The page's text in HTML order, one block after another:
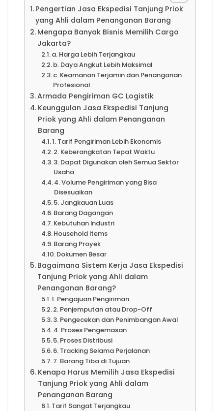
Pengertian Jasa Ekspedisi Tanjung Priok
yang Ahli dalam Penanganan Barang
Mengapa Banyak Bisnis Memilih Cargo
Jakarta?
a. Harga Lebih Terjangkau
b. Daya Angkut Lebih Maksimal
c. Keamanan Terjamin dan Penanganan
Profesional
Armada Pengiriman GC Logistik
Keunggulan Jasa Ekspedisi Tanjung
Priok yang Ahli dalam Penanganan
Barang
1. Tarif Pengiriman Lebih Ekonomis
2. Keberangkatan Tepat Waktu
3. Dapat Digunakan oleh Semua Sektor
Usaha
4. Volume Pengiriman yang Bisa
Disesuaikan
5. Jangkauan Luas
Barang Dagangan
Kebutuhan Industri
Household Items
Barang Proyek
Dokumen Besar
Bagaimana Sistem Kerja Jasa Ekspedisi
Tanjung Priok yang Ahli dalam
Penanganan Barang?
1. Pengajuan Pengiriman
2. Penjemputan atau Drop-Off
3. Pengecekan dan Penimbangan Awal
4. Proses Pengemasan
5. Proses Distribusi
6. Tracking Selama Perjalanan
7. Barang Tiba di Tujuan
Kenapa Harus Memilih Jasa Ekspedisi
Tanjung Priok yang Ahli dalam
Penanganan Barang
Tarif Sangat Terjangkau